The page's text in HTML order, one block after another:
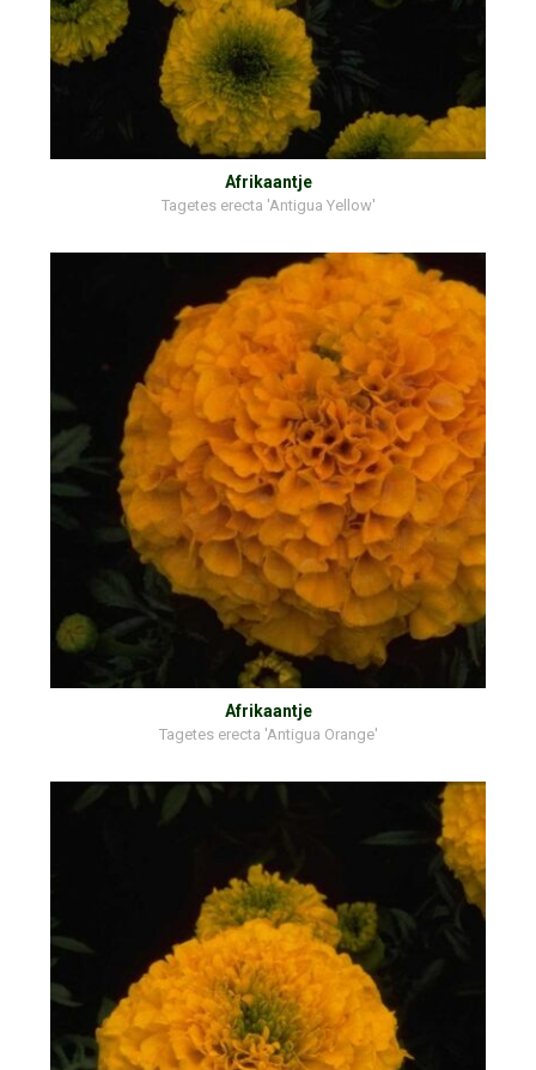
Afrikaantje
Tagetes erecta 'Antigua Yellow'
Afrikaantje
Tagetes erecta 'Antigua Orange'